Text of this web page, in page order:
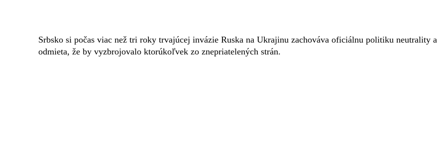
Srbsko si počas viac než tri roky trvajúcej invázie Ruska na Ukrajinu zachováva oficiálnu politiku neutrality a
odmieta, že by vyzbrojovalo ktorúkoľvek zo znepriatelených strán.